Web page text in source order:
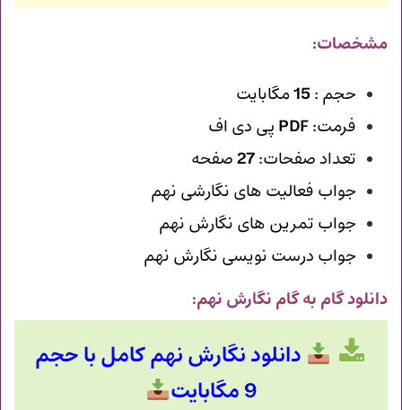
مشخصات:
حجم :15مگابایت
فرمت:PDF پی دی اف
تعداد صفحات:27صفحه
جواب فعالیت های نگارشی نهم
جواب تمرین های نگارش نهم
جواب درست نویسی نگارش نهم
دانلود گام به گام نگارش نهم:
دانلود نگارش نهم کامل با حجم
9 مگابایت